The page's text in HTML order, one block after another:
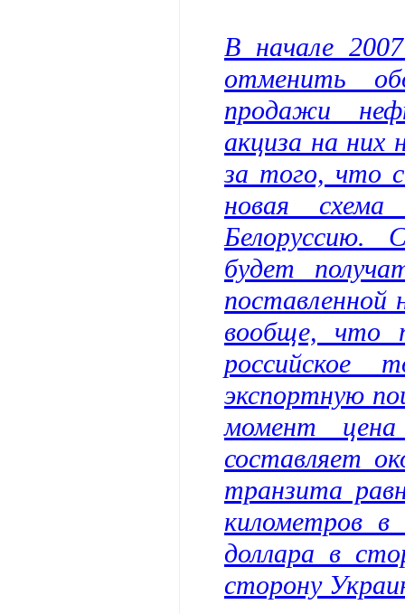
В начале
отменить
продажи
акциза на них
за того, что
новая
Белоруссию.
будет
вообще, что
российское
экспортную
момент
составляет
транзита
километров
доллара в
сторону